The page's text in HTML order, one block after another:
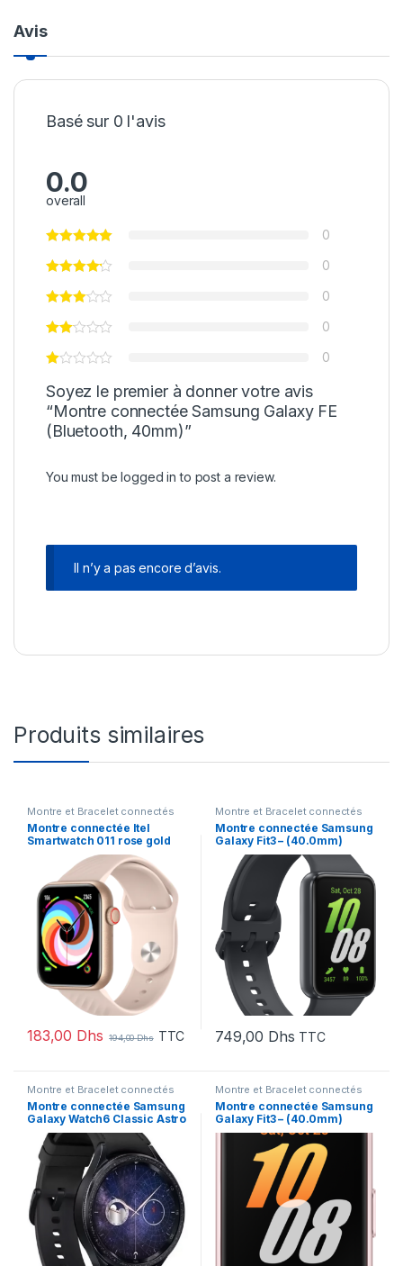
Avis
Basé sur 0 l'avis
0.0
overall
0
0
0
0
0
Soyez le premier à donner votre avis
“Montre connectée Samsung Galaxy FE
(Bluetooth, 40mm)”
You must belogged in to post a review.
Il n’y a pas encore d’avis.
Produits similaires
Montre et Bracelet connectés
Montre connectée Itel
Smartwatch 011 rose gold
(ISW-O11ROSEGOLD)
183,00 Dhs 194,00Dhs TTC
Montre et Bracelet connectés
Montre connectée Samsung
Galaxy Fit3 – (40.0mm)
749,00 Dhs TTC
Montre et Bracelet connectés
Montre connectée Samsung
Galaxy Watch6 Classic Astro
Edition Bluetooth Noir –
(47mm)
Montre et Bracelet connectés
Montre connectée Samsung
Galaxy Fit3 – (40.0mm)